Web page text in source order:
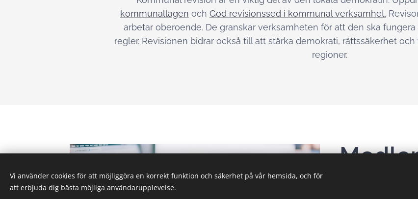
kommunallagen och God revisionssed i kommunal verksamhet.
arbetar oberoende. De granskar verksamheten för att den ska
regler. Revisionen bidrar också till att stärka demokrati, rättssäkerhet
regioner.
Kommuner och
Vi använder cookies för att möjliggöra en korrekt funktion och säkerhet på vår hemsida, och för
att erbjuda dig bästa möjliga användarupplevelse.